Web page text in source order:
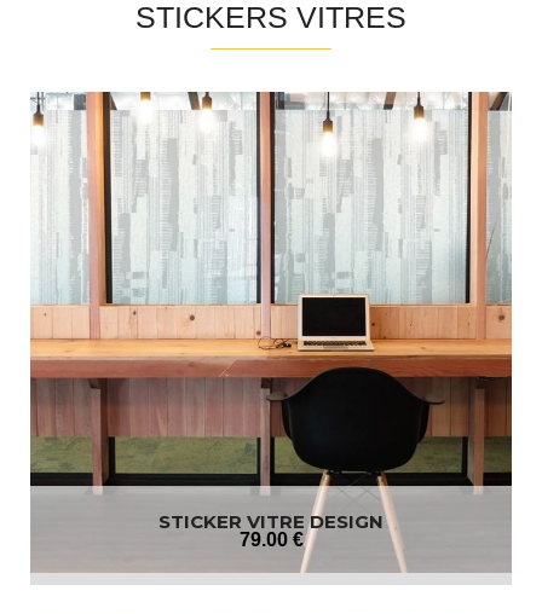
STICKERS VITRES
STICKER VITRE DESIGN
79.00 €